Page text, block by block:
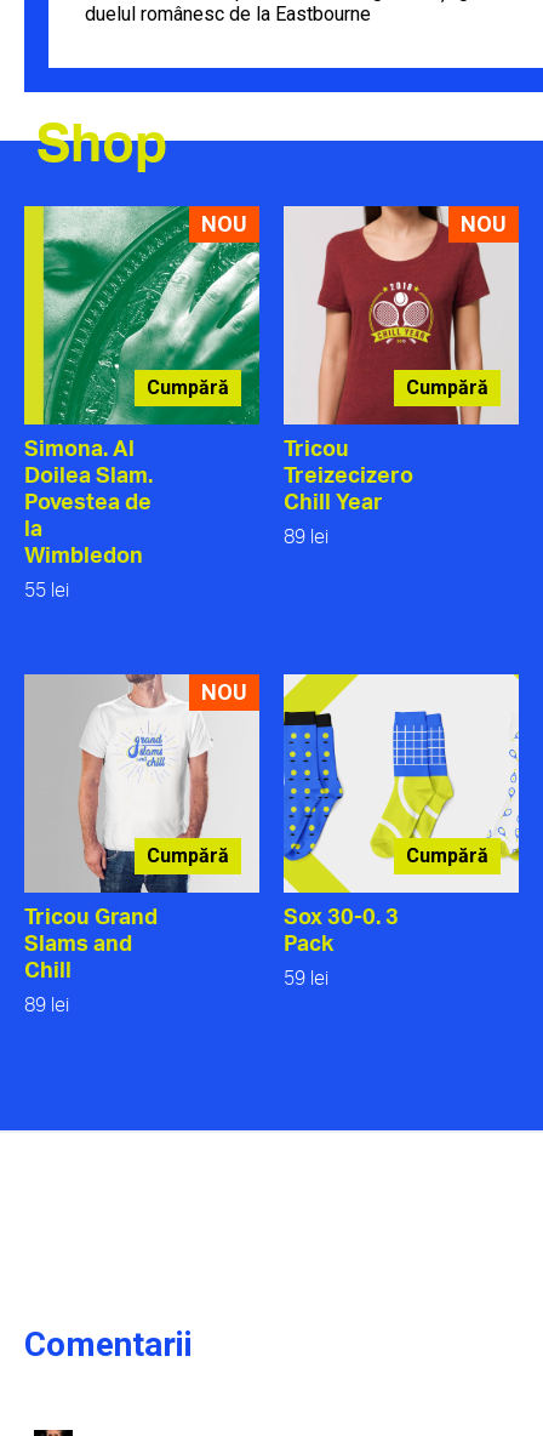
duelul românesc de la Eastbourne
Shop
NOU
Cumpără
Simona. Al
Doilea Slam.
Povestea de
la
Wimbledon
55 lei
NOU
Cumpără
Tricou
Treizecizero
Chill Year
89 lei
NOU
Cumpără
Tricou Grand
Slams and
Chill
89 lei
Cumpără
Sox 30-0. 3
Pack
59 lei
Comentarii